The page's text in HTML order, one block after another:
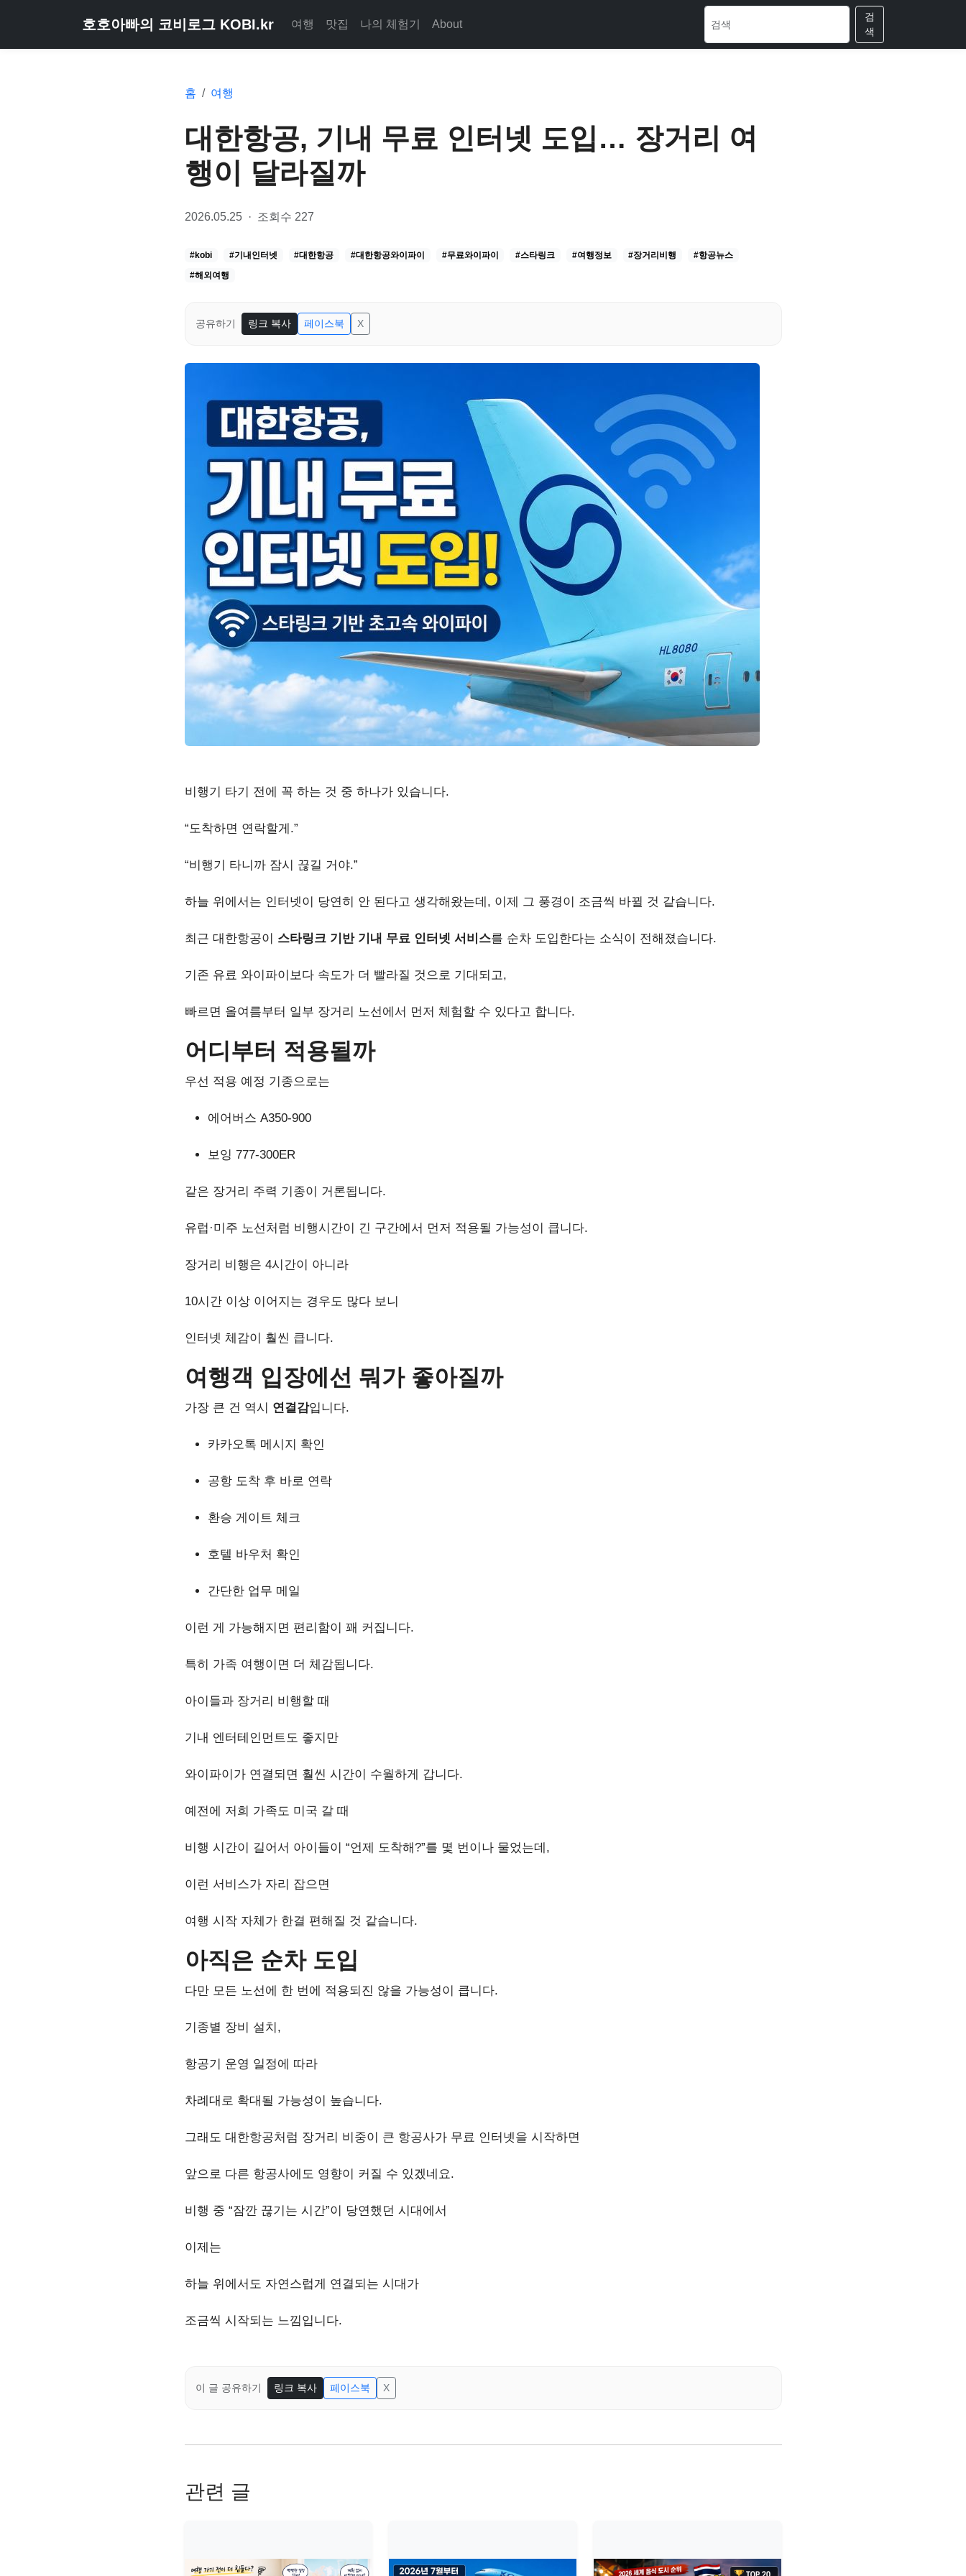
호호아빠의 코비로그 KOBI.kr 여행 맛집 나의 체험기 About
검
색
홈 여행
대한항공, 기내 무료 인터넷 도입… 장거리 여
행이 달라질까
2026.05.25 · 조회수 227
#kobi #기내인터넷 #대한항공 #대한항공와이파이 #무료와이파이 #스타링크 #여행정보 #장거리비행
#항공뉴스
#해외여행
공유하기 링크 복사 페이스북 X
비행기 타기 전에 꼭 하는 것 중 하나가 있습니다.
“도착하면 연락할게.”
“비행기 타니까 잠시 끊길 거야.”
하늘 위에서는 인터넷이 당연히 안 된다고 생각해왔는데, 이제 그 풍경이 조금씩 바뀔 것 같습니다.
최근 대한항공이 스타링크 기반 기내 무료 인터넷 서비스를 순차 도입한다는 소식이 전해졌습니다.
기존 유료 와이파이보다 속도가 더 빨라질 것으로 기대되고,
빠르면 올여름부터 일부 장거리 노선에서 먼저 체험할 수 있다고 합니다.
어디부터 적용될까
우선 적용 예정 기종으로는
에어버스 A350-900
보잉 777-300ER
같은 장거리 주력 기종이 거론됩니다.
유럽·미주 노선처럼 비행시간이 긴 구간에서 먼저 적용될 가능성이 큽니다.
장거리 비행은 4시간이 아니라
10시간 이상 이어지는 경우도 많다 보니
인터넷 체감이 훨씬 큽니다.
여행객 입장에선 뭐가 좋아질까
가장 큰 건 역시 연결감입니다.
카카오톡 메시지 확인
공항 도착 후 바로 연락
환승 게이트 체크
호텔 바우처 확인
간단한 업무 메일
이런 게 가능해지면 편리함이 꽤 커집니다.
특히 가족 여행이면 더 체감됩니다.
아이들과 장거리 비행할 때
기내 엔터테인먼트도 좋지만
와이파이가 연결되면 훨씬 시간이 수월하게 갑니다.
예전에 저희 가족도 미국 갈 때
비행 시간이 길어서 아이들이 “언제 도착해?”를 몇 번이나 물었는데,
이런 서비스가 자리 잡으면
여행 시작 자체가 한결 편해질 것 같습니다.
아직은 순차 도입
다만 모든 노선에 한 번에 적용되진 않을 가능성이 큽니다.
기종별 장비 설치,
항공기 운영 일정에 따라
차례대로 확대될 가능성이 높습니다.
그래도 대한항공처럼 장거리 비중이 큰 항공사가 무료 인터넷을 시작하면
앞으로 다른 항공사에도 영향이 커질 수 있겠네요.
비행 중 “잠깐 끊기는 시간”이 당연했던 시대에서
이제는
하늘 위에서도 자연스럽게 연결되는 시대가
조금씩 시작되는 느낌입니다.
이 글 공유하기 링크 복사 페이스북 X
관련 글